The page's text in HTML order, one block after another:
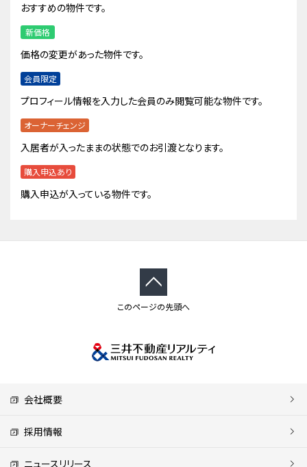
おすすめの物件です。
新価格
価格の変更があった物件です。
会員限定
プロフィール情報を入力した会員のみ閲覧可能な物件です。
オーナーチェンジ
入居者が入ったままの状態でのお引渡となります。
購入申込あり
購入申込が入っている物件です。
このページの先頭へ
会社概要
採用情報
ニュースリリース